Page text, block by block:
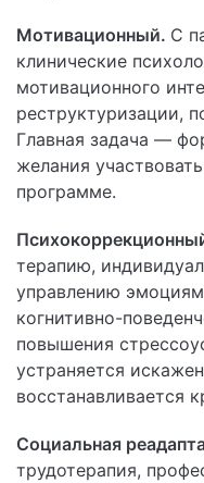
Мотивационный. С
клинические
мотивационного
реструктуризации,
Главная задача —
желания
программе.
терапию,
управлению
когнитивно-
повышения
устраняется
восстанавливается
Социальная
трудотерапия,